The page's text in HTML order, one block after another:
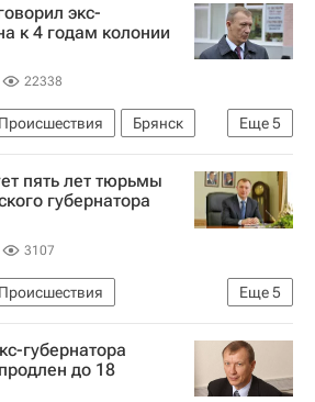
Весь мирэкс-
к 4 годам колонии
22338
Еще5
Происшествия
Брянск
Брянская область
Россия
пять лет тюрьмы
губернатора
3107
Еще5
Происшествия
Центральный ФО
Россия
губернатора
до 18